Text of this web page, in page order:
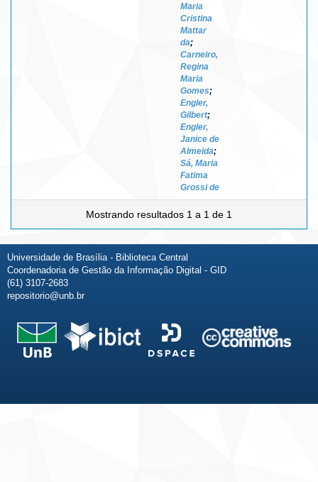
Maria
Cristina
Mattar
da;
Carneiro,
Regina
Maria
Gomes;
Engler,
Gilbert;
Engler,
Janice de
Almeida;
Sá, Maria
Fatima
Grossi de
Mostrando resultados 1 a 1 de 1
Universidade de Brasília - Biblioteca Central
Coordenadoria de Gestão da Informação Digital - GID
(61) 3107-2683
repositorio@unb.br